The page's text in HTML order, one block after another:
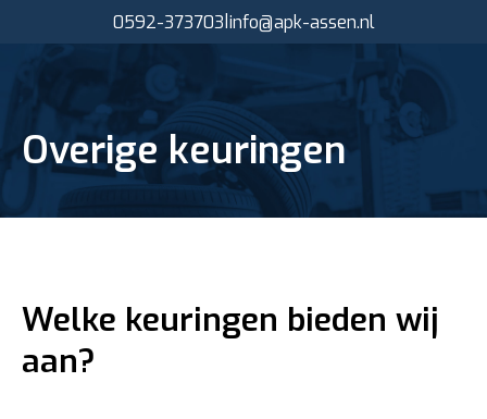
0592-373703 info@apk-assen.nl
Overige keuringen
Welke keuringen bieden wij
aan?